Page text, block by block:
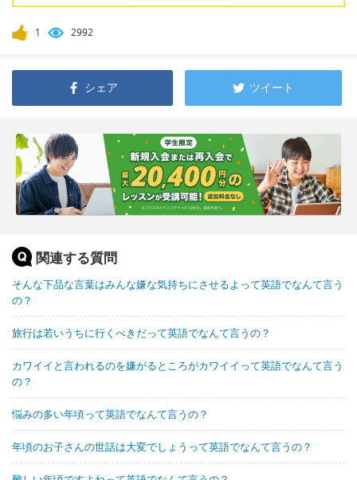
1 2992
シェア ツイート
関連する質問
そんな下品な言葉はみんな嫌な気持ちにさせるよって英語でなんて言う
の？
旅行は若いうちに行くべきだって英語でなんて言うの？
カワイイと言われるのを嫌がるところがカワイイって英語でなんて言う
の？
悩みの多い年頃って英語でなんて言うの？
年頃のお子さんの世話は大変でしょうって英語でなんて言うの？